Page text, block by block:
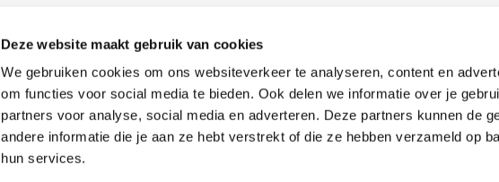
Deze website maakt gebruik van cookies
We gebruiken cookies om ons websiteverkeer te analyseren, content en
om functies voor social media te bieden. Ook delen we informatie over je
partners voor analyse, social media en adverteren. Deze partners kunnen de
andere informatie die je aan ze hebt verstrekt of die ze hebben verzameld op
hun services.
Caloriechecker